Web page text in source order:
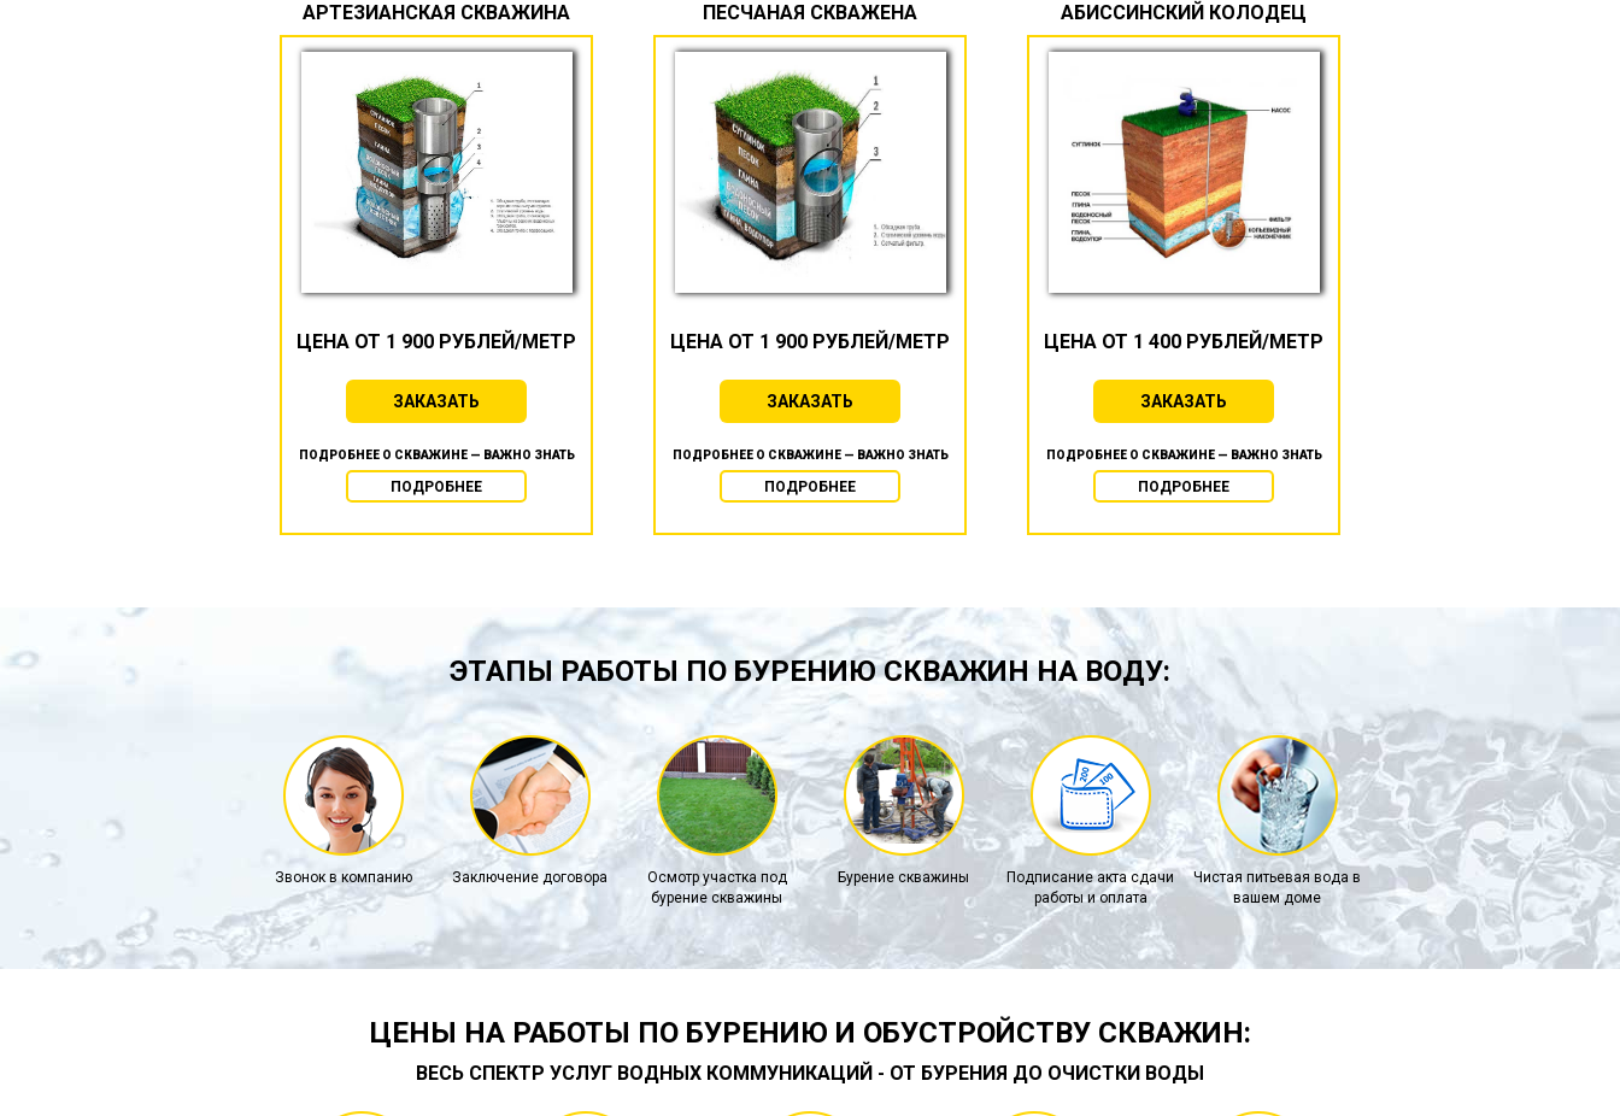
АРТЕЗИАНСКАЯ СКВАЖИНА
ЦЕНА ОТ 1 900 РУБЛЕЙ/МЕТР
ЗАКАЗАТЬ
ПОДРОБНЕЕ О СКВАЖИНЕ — ВАЖНО ЗНАТЬ
ПОДРОБНЕЕ
ПЕСЧАНАЯ СКВАЖЕНА
ЦЕНА ОТ 1 900 РУБЛЕЙ/МЕТР
ЗАКАЗАТЬ
ПОДРОБНЕЕ О СКВАЖИНЕ — ВАЖНО ЗНАТЬ
ПОДРОБНЕЕ
АБИССИНСКИЙ КОЛОДЕЦ
ЦЕНА ОТ 1 400 РУБЛЕЙ/МЕТР
ЗАКАЗАТЬ
ПОДРОБНЕЕ О СКВАЖИНЕ — ВАЖНО ЗНАТЬ
ПОДРОБНЕЕ
ЭТАПЫ РАБОТЫ ПО БУРЕНИЮ СКВАЖИН НА ВОДУ:
Звонок в компанию Заключение договора
Осмотр участка под
бурение скважины
Бурение скважины
Подписание акта сдачи
работы и оплата
Чистая питьевая вода в
вашем доме
ЦЕНЫ НА РАБОТЫ ПО БУРЕНИЮ И ОБУСТРОЙСТВУ СКВАЖИН:
ВЕСЬ СПЕКТР УСЛУГ ВОДНЫХ КОММУНИКАЦИЙ - ОТ БУРЕНИЯ ДО ОЧИСТКИ ВОДЫ